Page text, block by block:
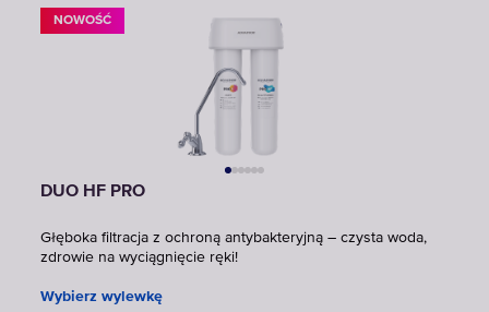
NOWOŚĆ
DUO HF PRO
Głęboka filtracja z ochroną antybakteryjną – czysta woda,
zdrowie na wyciągnięcie ręki!
Wybierz wylewkę